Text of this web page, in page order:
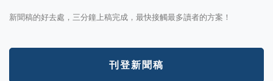
新聞稿的好去處，三分鐘上稿完成，最快接觸最多讀者的方案！
刊登新聞稿